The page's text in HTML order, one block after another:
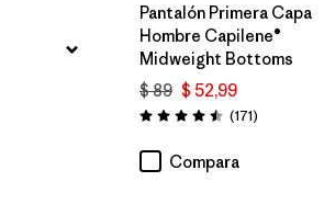
Pantalón Primera Capa
Hombre Capilene®
Midweight Bottoms
$ 89 $ 52,99
Valoración: 4.5 / 5
(171)
Compara